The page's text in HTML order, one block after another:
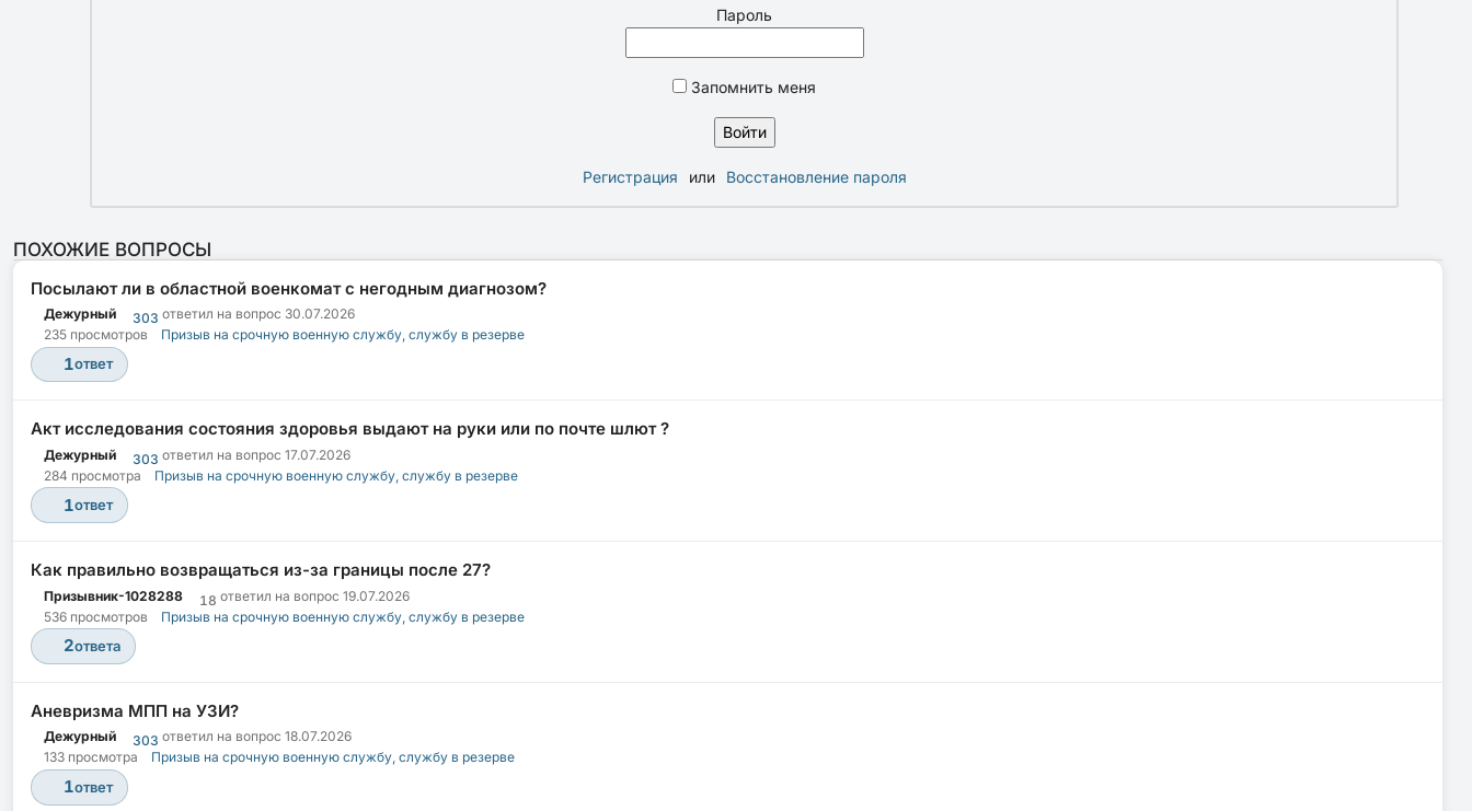
Пароль
Запомнить меня
Регистрация или Восстановление пароля
ПОХОЖИЕ ВОПРОСЫ
Посылают ли в областной военкомат с негодным диагнозом?
Дежурный 303 ответил на вопрос 30.07.2026
235 просмотров
Призыв на срочную военную службу, службу в резерве
1ответ
Акт исследования состояния здоровья выдают на руки или по почте шлют ?
Дежурный 303 ответил на вопрос 17.07.2026
284 просмотра
Призыв на срочную военную службу, службу в резерве
1ответ
Как правильно возвращаться из-за границы после 27?
Призывник-1028288 18 ответил на вопрос 19.07.2026
536 просмотров
Призыв на срочную военную службу, службу в резерве
2ответа
Аневризма МПП на УЗИ?
Дежурный 303 ответил на вопрос 18.07.2026
133 просмотра
Призыв на срочную военную службу, службу в резерве
1ответ